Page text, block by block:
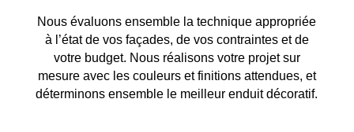
Nous évaluons ensemble la technique appropriée
à l’état de vos façades, de vos contraintes et de
votre budget. Nous réalisons votre projet sur
mesure avec les couleurs et finitions attendues, et
déterminons ensemble le meilleur enduit décoratif.